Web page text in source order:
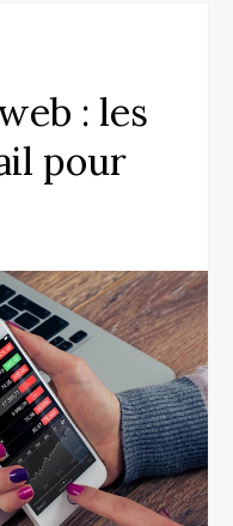
: les
pour